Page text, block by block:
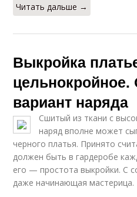
Читать дальше →
Выкройка
цельнокройное.
вариант наряда
Сшитый из ткани с
наряд вполне может
черного платья. Принято
должен быть в гардеробе
его — простота выкройки. С
даже начинающая мастерица.